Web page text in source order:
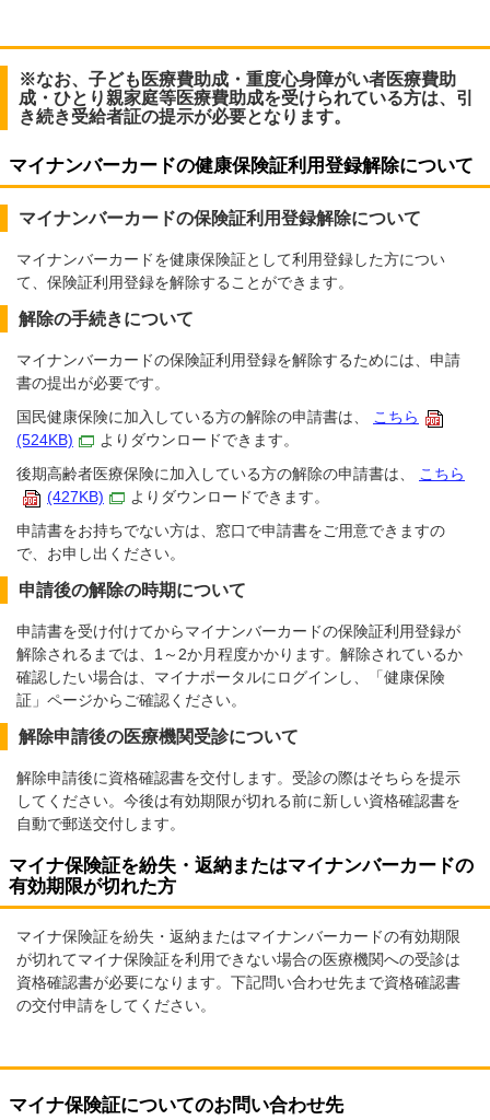
※なお、子ども医療費助成・重度心身障がい者医療費助
成・ひとり親家庭等医療費助成を受けられている方は、 引
き続き受給者証の提示が必要となります。
マイナンバーカードの健康保険証利用登録解除について
マイナンバーカードの保険証利用登録解除について
マイナンバーカードを健康保険証として利用登録した方につい
て、保険証利用登録を解除することができます。
解除の手続きについて
マイナンバーカードの保険証利用登録を解除するためには、申請
書の提出が必要です。
国民健康保険に加入している方の解除の申請書は、 こちら
(524KB)
よりダウンロードできます。
後期高齢者医療保険に加入している方の解除の申請書は、 こちら
(427KB)
よりダウンロードできます。
申請書をお持ちでない方は、窓口で申請書をご用意できますの
で、お申し出ください。
申請後の解除の時期について
申請書を受け付けてからマイナンバーカードの保険証利用登録が
解除されるまでは、1～2か月程度かかります。解除されているか
確認したい場合は、マイナポータルにログインし、「健康保険
証」ページからご確認ください。
解除申請後の医療機関受診について
解除申請後に資格確認書を交付します。受診の際はそちらを提示
してください。今後は有効期限が切れる前に新しい資格確認書を
自動で郵送交付します。
マイナ保険証を紛失・返納またはマイナンバーカードの
有効期限が切れた方
マイナ保険証を紛失・返納またはマイナンバーカードの有効期限
が切れてマイナ保険証を利用できない場合の医療機関への受診は
資格確認書が必要になります。下記問い合わせ先まで資格確認書
の交付申請をしてください。
マイナ保険証についてのお問い合わせ先